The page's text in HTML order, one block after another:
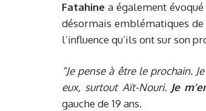
Fatahine a également
désormais emblématiques de
l’influence qu’ils ont sur son
“Je pense à être le prochain.
eux, surtout Aït-Nouri.Je
gauche de 19 ans.